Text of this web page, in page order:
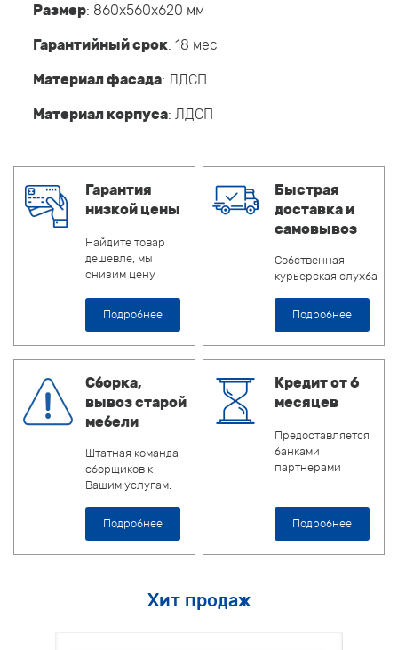
Размер: 860x560x620 мм
Гарантийный срок: 18 мес
Материал фасада: ЛДСП
Материал корпуса: ЛДСП
Гарантия
низкой цены
Найдите товар
дешевле, мы
снизим цену
Подробнее
Быстрая
доставка и
самовывоз
Собственная
курьерская служба
Подробнее
Сборка,
вывоз старой
мебели
Штатная команда
сборщиков к
Вашим услугам.
Подробнее
Кредит от 6
месяцев
Предоставляется
банками
партнерами
Подробнее
Хит продаж